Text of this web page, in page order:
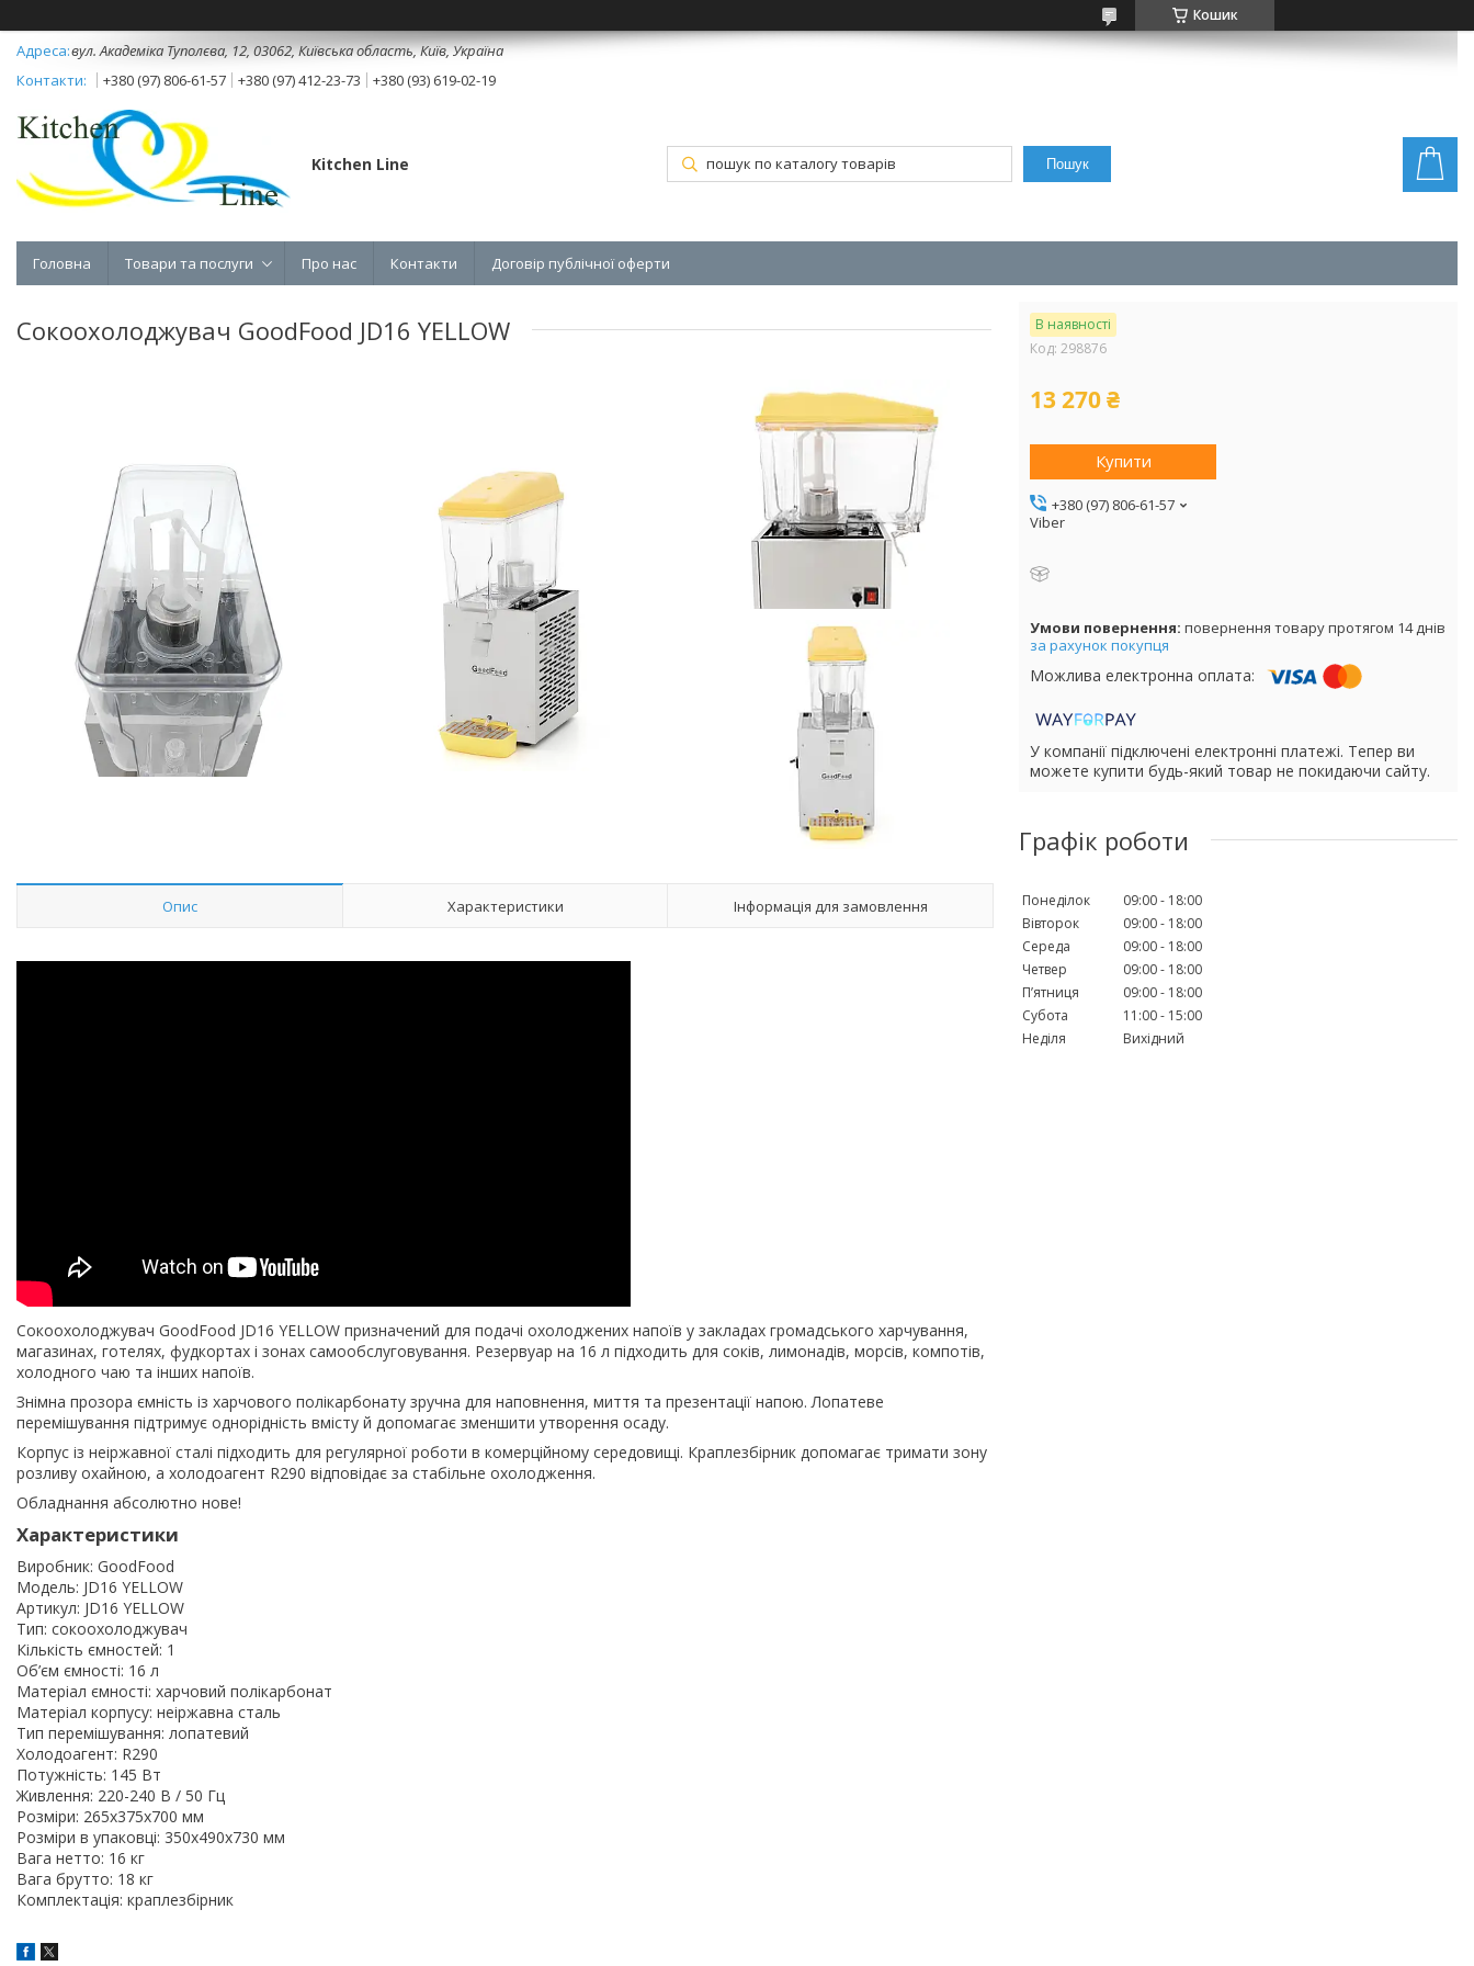
Кошик
вул. Академіка Туполєва, 12, 03062, Київська область, Київ, Україна
+380 (97) 806-61-57
+380 (97) 412-23-73 +380 (93) 619-02-19
Kitchen Line Пошук
Головна Товари та послуги Про нас Контакти Договір публічної оферти
Сокоохолоджувач GoodFood JD16 YELLOW
Опис Характеристики Інформація для замовлення
Сокоохолоджувач GoodFood JD16 YELLOW призначений для подачі охолоджених напоїв у закладах громадського харчування,
магазинах, готелях, фудкортах і зонах самообслуговування. Резервуар на 16 л підходить для соків, лимонадів, морсів, компотів,
холодного чаю та інших напоїв.
Знімна прозора ємність із харчового полікарбонату зручна для наповнення, миття та презентації напою. Лопатеве
перемішування підтримує однорідність вмісту й допомагає зменшити утворення осаду.
Корпус із неіржавної сталі підходить для регулярної роботи в комерційному середовищі. Краплезбірник допомагає тримати зону
розливу охайною, а холодоагент R290 відповідає за стабільне охолодження.
Обладнання абсолютно нове!
Характеристики
Виробник: GoodFood
Модель: JD16 YELLOW
Артикул: JD16 YELLOW
Тип: сокоохолоджувач
Кількість ємностей: 1
Об’єм ємності: 16 л
Матеріал ємності: харчовий полікарбонат
Матеріал корпусу: неіржавна сталь
Тип перемішування: лопатевий
Холодоагент: R290
Потужність: 145 Вт
Живлення: 220-240 В / 50 Гц
Розміри: 265х375х700 мм
Розміри в упаковці: 350х490х730 мм
Вага нетто: 16 кг
Вага брутто: 18 кг
Комплектація: краплезбірник
В наявності
Код: 298876
13 270 ₴
Купити
+380 (97) 806-61-57
Viber
повернення товару протягом 14 днів
за рахунок покупця
У компанії підключені електронні платежі. Тепер ви
можете купити будь-який товар не покидаючи сайту.
Графік роботи
Понеділок 09:00
18:00
Вівторок
09:00
18:00
Середа
09:00
18:00
Четвер
09:00
18:00
Пʼятниця
09:00
18:00
Субота
11:00
15:00
Неділя
Вихідний